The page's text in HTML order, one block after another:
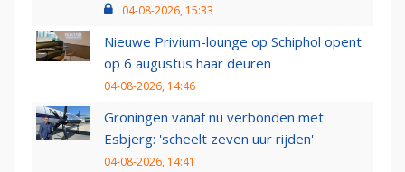
04-08-2026, 15:33
Nieuwe Privium-lounge op Schiphol opent
op 6 augustus haar deuren
04-08-2026, 14:46
Groningen vanaf nu verbonden met
Esbjerg: 'scheelt zeven uur rijden'
04-08-2026, 14:41